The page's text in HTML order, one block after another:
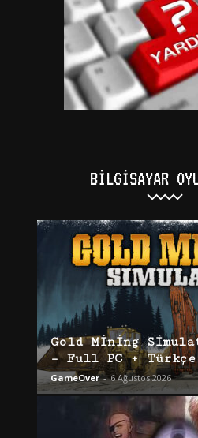
BILGISAYAR
Gold Mining
– Full PC + Türkçe
GameOver - 6 Ağustos 2026